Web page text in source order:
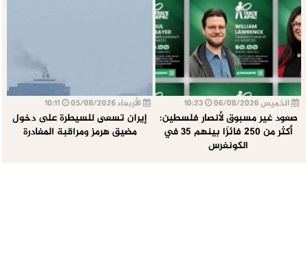
الخميس 06/08/2026
صعود غير مسبوق لأنصار فلسطين:
أكثر من 250 فائزًا بينهم 35 في
الكونغرس
الأربعاء 05/08/2026
إيران تسعى للسيطرة على دخول
مضيق هرمز ومراقبة المغادرة